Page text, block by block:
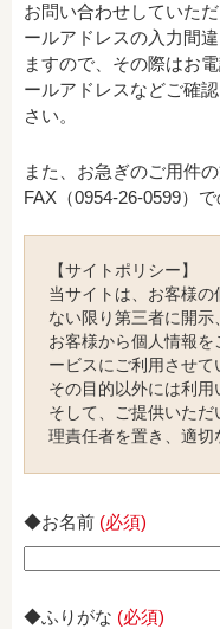
お問い合わせしていた
ールアドレスの入力間
ますので、その際はお
ールアドレスなどご確
さい。
また、お急ぎのご用件
FAX（0954-26-0599）
【サイトポリシー】
当サイトは、お客様
ない限り第三者に開示
お客様から個人情報
ービスにご利用させて
その目的以外には利用
そして、ご提供いた
理責任者を置き、適切
◆お名前 (必須)
◆ふりがな (必須)